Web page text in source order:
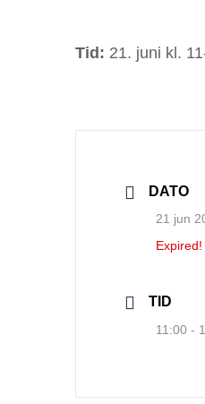
Tid: 21. juni kl.
DATO
21 jun
Expired!
TID
11:00 -